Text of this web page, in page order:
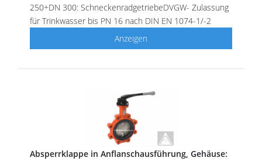
250+DN 300: SchneckenradgetriebeDVGW- Zulassung
für Trinkwasser bis PN 16 nach DIN EN 1074-1/-2
Anzeigen
Absperrklappe in Anflanschausführung, Gehäuse: